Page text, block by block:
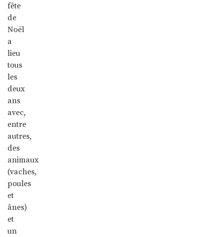
fête
de
Noël
a
lieu
tous
les
deux
ans
avec,
entre
autres,
des
animaux
(vaches,
poules
et
ânes)
et
un